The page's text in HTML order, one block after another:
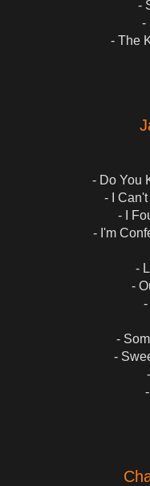
-
-
- The
- Do You
- I
- I
- I'm
-
-
-
-
-